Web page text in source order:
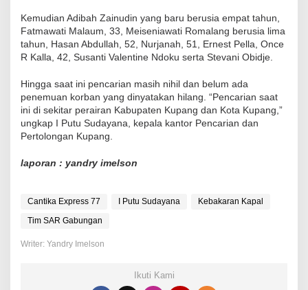
Kemudian Adibah Zainudin yang baru berusia empat tahun,
Fatmawati Malaum, 33, Meiseniawati Romalang berusia lima
tahun, Hasan Abdullah, 52, Nurjanah, 51, Ernest Pella, Once
R Kalla, 42, Susanti Valentine Ndoku serta Stevani Obidje.
Hingga saat ini pencarian masih nihil dan belum ada
penemuan korban yang dinyatakan hilang. “Pencarian saat
ini di sekitar perairan Kabupaten Kupang dan Kota Kupang,”
ungkap I Putu Sudayana, kepala kantor Pencarian dan
Pertolongan Kupang.
laporan : yandry imelson
Cantika Express 77 I Putu Sudayana
Kebakaran Kapal
Tim SAR Gabungan
Writer: Yandry Imelson
Ikuti Kami